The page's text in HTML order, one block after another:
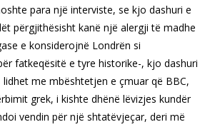
para një interviste, se kjo dashuri e
përgjithësisht kanë një alergji të madhe
e konsiderojnë Londrën si
fatkeqësitë e tyre historike-, kjo dashuri
me mbështetjen e çmuar që BBC,
grek, i kishte dhënë lëvizjes kundër
vendin për një shtatëvjeçar, deri më